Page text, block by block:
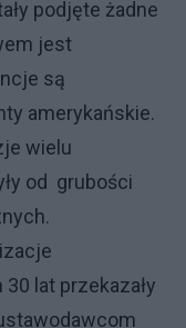
podjęte żadne
jest
są
amerykańskie.
wielu
od grubości
lat przekazały